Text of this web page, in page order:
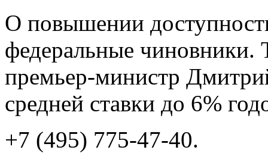
О повышении
федеральные чиновники.
премьер-министр
средней ставки до 6%
+7 (495) 775-47-40.